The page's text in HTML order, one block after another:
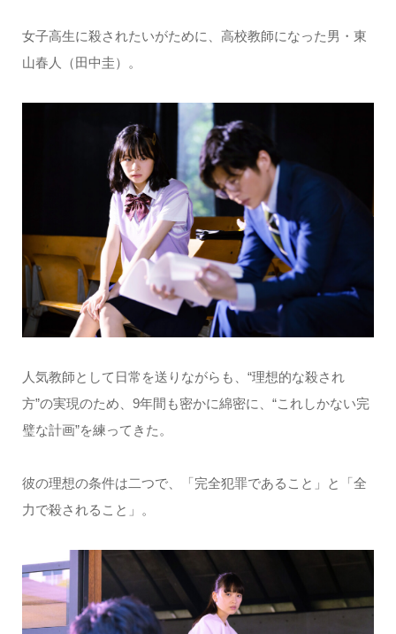
女子高生に殺されたいがために、高校教師になった男・東
山春人（田中圭）。
人気教師として日常を送りながらも、“理想的な殺され
方”の実現のため、9年間も密かに綿密に、“これしかない完
璧な計画”を練ってきた。
彼の理想の条件は二つで、「完全犯罪であること」と「全
力で殺されること」。